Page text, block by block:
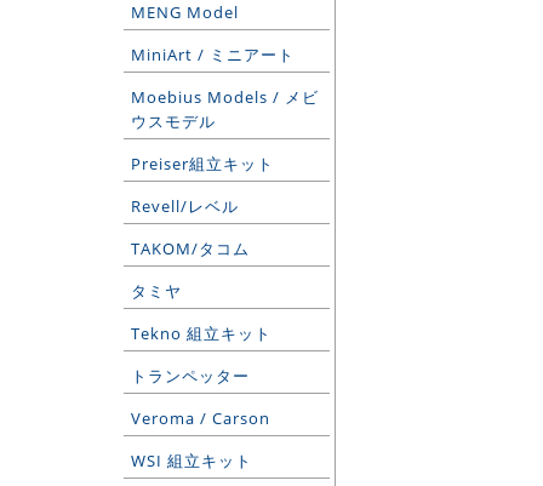
MENG Model
MiniArt / ミニアート
Moebius Models / メビ
ウスモデル
Preiser組立キット
Revell/レベル
TAKOM/タコム
タミヤ
Tekno 組立キット
トランペッター
Veroma / Carson
WSI 組立キット